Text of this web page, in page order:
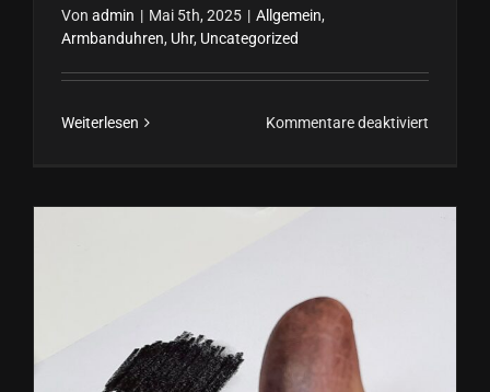
Von admin | Mai 5th, 2025 | Allgemein,
Armbanduhren, Uhr, Uncategorized
Weiterlesen Kommentare deaktiviert
ist